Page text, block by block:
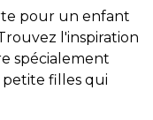
pour un enfant
l'inspiration
spécialement
petite filles qui